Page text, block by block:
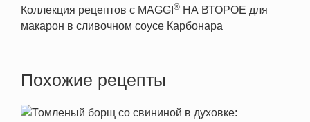
Коллекция рецептов с MAGGI ® НА ВТОРОЕ для
макарон в сливочном соусе Карбонара
Похожие рецепты